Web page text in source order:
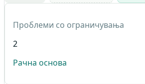
Проблеми со ограничувања
2
Рачна основа